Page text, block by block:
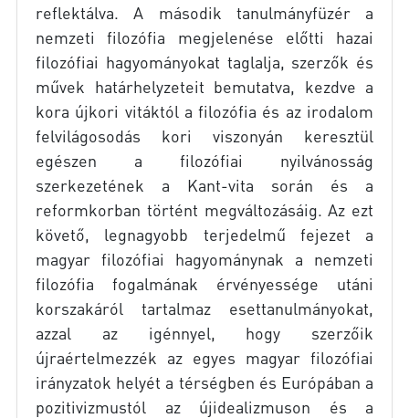
reflektálva. A második tanulmányfüzér a
nemzeti filozófia megjelenése előtti hazai
filozófiai hagyományokat taglalja, szerzők és
művek határhelyzeteit bemutatva, kezdve a
kora újkori vitáktól a filozófia és az irodalom
felvilágosodás kori viszonyán keresztül
egészen a filozófiai nyilvánosság
szerkezetének a Kant-vita során és a
reformkorban történt megváltozásáig. Az ezt
követő, legnagyobb terjedelmű fejezet a
magyar filozófiai hagyománynak a nemzeti
filozófia fogalmának érvényessége utáni
korszakáról tartalmaz esettanulmányokat,
azzal az igénnyel, hogy szerzőik
újraértelmezzék az egyes magyar filozófiai
irányzatok helyét a térségben és Európában a
pozitivizmustól az újidealizmuson és a